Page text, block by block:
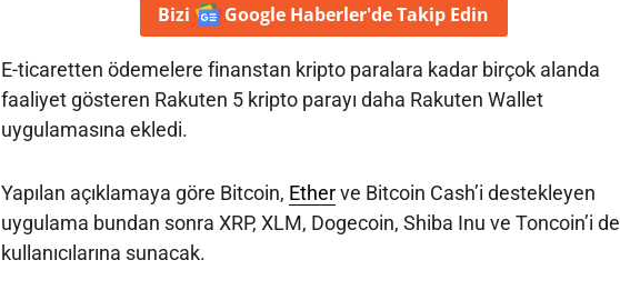
Bizi Google Haberler'deTakip Edin
E-ticaretten ödemelere finanstan kripto paralara kadar birçok alanda
faaliyet gösteren Rakuten 5 kripto parayı daha Rakuten Wallet
uygulamasına ekledi.
Yapılan açıklamaya göre Bitcoin, Etherve Bitcoin Cash’i destekleyen
uygulama bundan sonra XRP, XLM, Dogecoin, Shiba Inu ve Toncoin’i de
kullanıcılarına sunacak.